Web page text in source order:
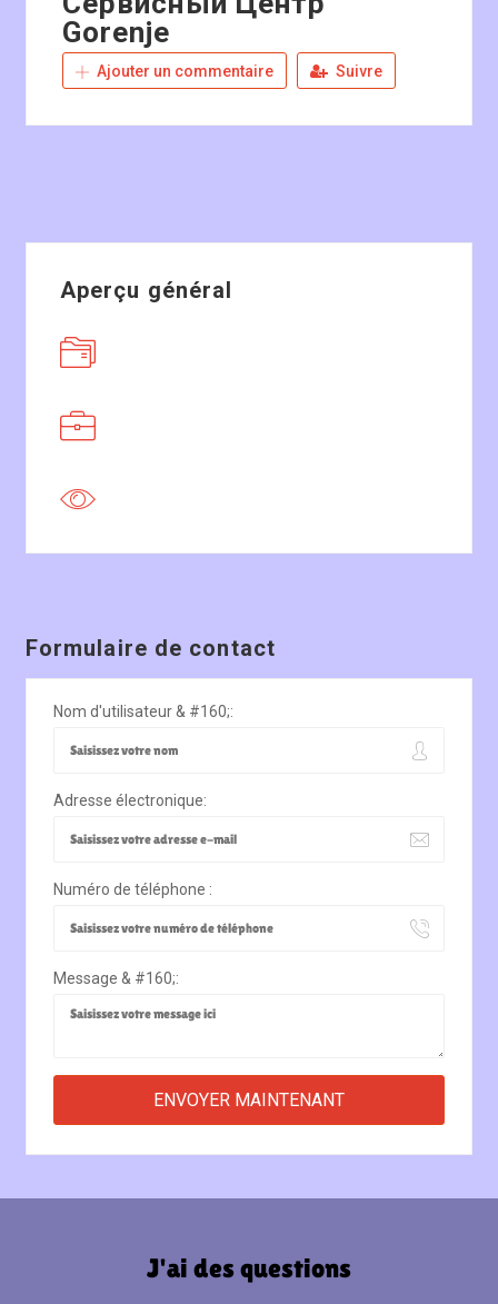
Gorenje
Ajouter un commentaire Suivre
Aperçu général
Formulaire de contact
Nom d'utilisateur & #160;:
Adresse électronique:
Numéro de téléphone :
Message & #160;:
J'ai des questions